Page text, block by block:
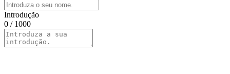
Introdução
0 / 1000